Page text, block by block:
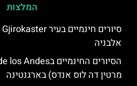
המלצות
אלבניה
מרטין דה לוס אנדס) בארגנטינה